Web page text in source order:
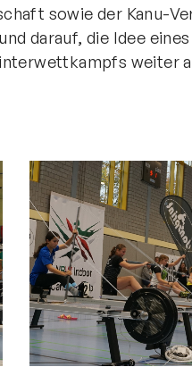
sowie der Kanu-
darauf, die Idee
weiter